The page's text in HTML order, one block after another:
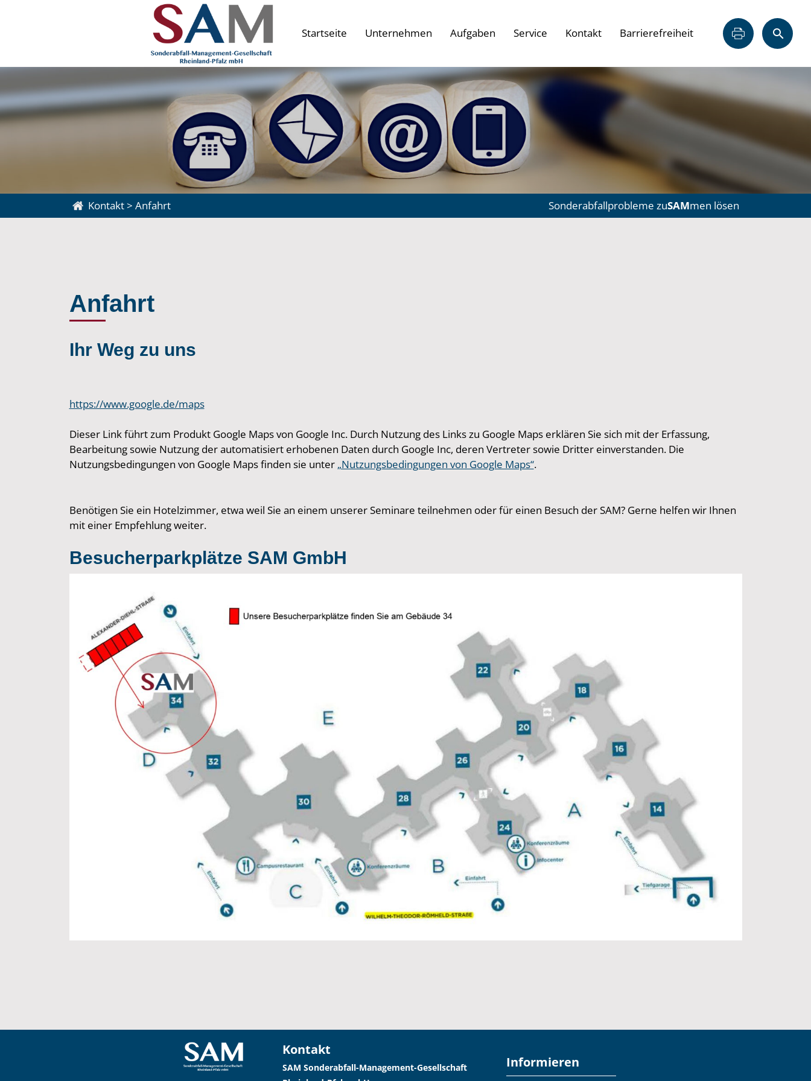
Startseite Unternehmen Aufgaben Service Kontakt Barrierefreiheit
Kontakt> Anfahrt Sonderabfallprobleme zuSAMmen lösen
Anfahrt
Ihr Weg zu uns
https://www.google.de/maps
Dieser Link führt zum Produkt Google Maps von Google Inc. Durch Nutzung des Links zu Google Maps erklären Sie sich mit der Erfassung,
Bearbeitung sowie Nutzung der automatisiert erhobenen Daten durch Google Inc, deren Vertreter sowie Dritter einverstanden. Die
Nutzungsbedingungen von Google Maps finden sie unter „Nutzungsbedingungen von Google Maps“.
Benötigen Sie ein Hotelzimmer, etwa weil Sie an einem unserer Seminare teilnehmen oder für einen Besuch der SAM? Gerne helfen wir Ihnen
mit einer Empfehlung weiter.
Besucherparkplätze SAM GmbH
Kontakt
SAM Sonderabfall-Management-Gesellschaft
Informieren